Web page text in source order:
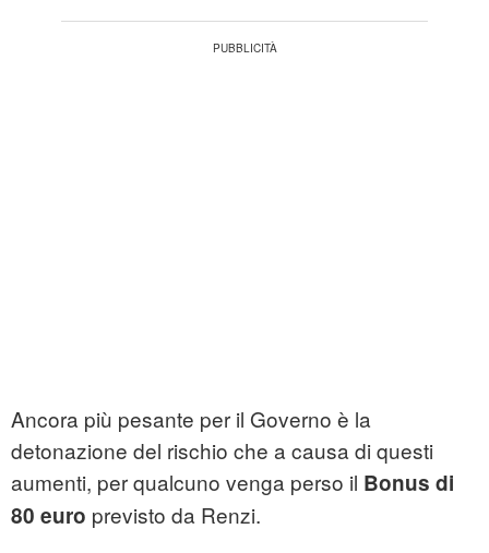
Ancora più pesante per il Governo è la
detonazione del rischio che a causa di questi
aumenti, per qualcuno venga perso il Bonus di
80 euro previsto da Renzi.